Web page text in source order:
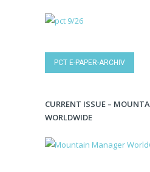
PCT E-PAPER-ARCHIV
CURRENT ISSUE –
WORLDWIDE